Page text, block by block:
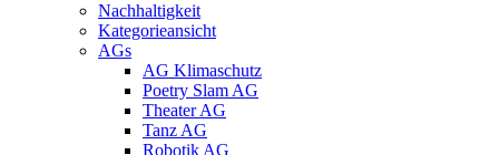
Nachhaltigkeit
Kategorieansicht
AGs
AG Klimaschutz
Poetry Slam AG
Theater AG
Tanz AG
Robotik AG